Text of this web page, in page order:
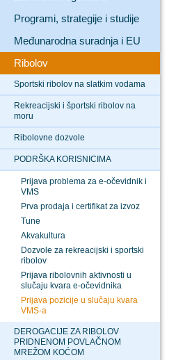
Programi, strategije i studije
Međunarodna suradnja i EU
Ribolov
Sportski ribolov na slatkim vodama
Rekreacijski i športski ribolov na
moru
Ribolovne dozvole
PODRŠKA KORISNICIMA
Prijava problema za e-očevidnik i
VMS
Prva prodaja i certifikat za izvoz
Tune
Akvakultura
Dozvole za rekreacijski i sportski
ribolov
Prijava ribolovnih aktivnosti u
slučaju kvara e-očevidnika
Prijava pozicije u slučaju kvara
VMS-a
DEROGACIJE ZA RIBOLOV
PRIDNENOM POVLAČNOM
MREŽOM KOĆOM